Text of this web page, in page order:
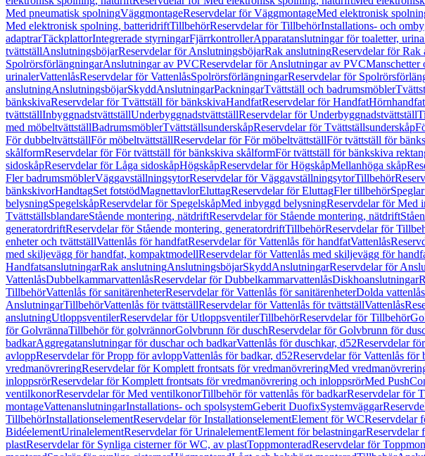
Med pneumatisk spolningVäggmontageReservdelar för VäggmontageMed elektronisk
Med elektronisk spolning, batteridriftTillbehörReservdelar för TillbehörInstallations- och
adaptrarTäckplattorIntegrerade styrningarFjärrkontrollerApparatanslutningar för toaletter,
tvättställAnslutningsböjarReservdelar för AnslutningsböjarRak anslutningReservdelar för Rak
SpolrörsförlängningarAnslutningar av PVCReservdelar för Anslutningar av PVCManschetter
urinalerVattenlåsReservdelar för VattenlåsSpolrörsförlängningarReservdelar för
anslutningAnslutningsböjarSkyddAnslutningarPackningarTvättställ och badrumsmöbler
bänkskivaReservdelar för Tvättställ för bänkskivaHandfatReservdelar för HandfatHörnhandfat
tvättställInbyggnadstvättställUnderbyggnadstvättställReservdelar för Underbyggnadstvättställ
med möbeltvättställBadrumsmöblerTvättställsunderskåpReservdelar för Tvättställsunderskåp
För dubbeltvättställFör möbeltvättställReservdelar för För möbeltvättställFör tvättställ för
skålformReservdelar för För tvättställ för bänkskiva skålformFör tvättställ för bänkskiva
sidoskåpReservdelar för Låga sidoskåpHögskåpReservdelar för HögskåpMellanhöga skåp
Fler badrumsmöblerVäggavställningsytorReservdelar för VäggavställningsytorTillbehör
bänkskivorHandtagSet fotstödMagnettavlorEluttagReservdelar för EluttagFler tillbehör
belysningSpegelskåpReservdelar för SpegelskåpMed inbyggd belysningReservdelar för Med
TvättställsblandareStående montering, nätdriftReservdelar för Stående montering, nätdrift
generatordriftReservdelar för Stående montering, generatordriftTillbehörReservdelar för
enheter och tvättställVattenlås för handfatReservdelar för Vattenlås för handfatVattenlås
med skiljevägg för handfat, kompaktmodellReservdelar för Vattenlås med skiljevägg för
HandfatsanslutningarRak anslutningAnslutningsböjarSkyddAnslutningarReservdelar för
VattenlåsDubbelkammarvattenlåsReservdelar för DubbelkammarvattenlåsDiskhoanslutningar
TillbehörVattenlås för sanitärenheterReservdelar för Vattenlås för sanitärenheterDolda vattenlås
AnslutningarTillbehörVattenlås för tvättställReservdelar för Vattenlås för tvättställVattenlås
anslutningUtloppsventilerReservdelar för UtloppsventilerTillbehörReservdelar för Tillbehör
för GolvrännaTillbehör för golvrännorGolvbrunn för duschReservdelar för Golvbrunn för
badkarAggregatanslutningar för duschar och badkarVattenlås för duschkar, d52Reservdelar
avloppReservdelar för Propp för avloppVattenlås för badkar, d52Reservdelar för Vattenlås för
vredmanövreringReservdelar för Komplett frontsats för vredmanövreringMed
inloppsrörReservdelar för Komplett frontsats för vredmanövrering och inloppsrörMed
ventilkonorReservdelar för Med ventilkonorTillbehör för vattenlås för badkarReservdelar för
montageVattenanslutningarInstallations- och spolsystemGeberit DuofixSystemväggar
TillbehörInstallationselementReservdelar för InstallationselementElement för WCReservdelar
BidéelementUrinalelementReservdelar för UrinalelementElement för belastningarReservdelar
plastReservdelar för Synliga cisterner för WC, av plastToppmonteradReservdelar för